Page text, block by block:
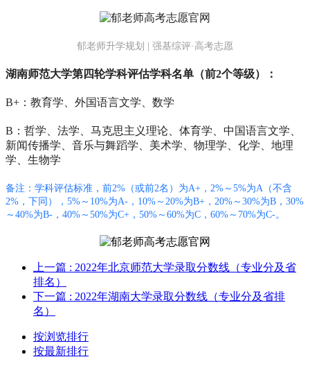
郁老师升学规划 | 强基综评·高考志愿
湖南师范大学第四轮学科评估学科名单（前2个等级）：
B+：教育学、外国语言文学、数学
B：哲学、法学、马克思主义理论、体育学、中国语言文学、
新闻传播学、音乐与舞蹈学、美术学、物理学、化学、地理
学、生物学
备注：学科评估标准，前2%（或前2名）为A+，2%～5%为A（不含
2%，下同），5%～10%为A-，10%～20%为B+，20%～30%为B，30%
～40%为B-，40%～50%为C+，50%～60%为C，60%～70%为C-。
上一篇 : 2022年北京师范大学录取分数线（专业分及省
排名）
下一篇 : 2022年湖南大学录取分数线（专业分及省排
名）
按浏览排行
按最新排行